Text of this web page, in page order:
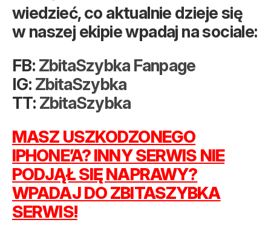
wiedzieć, co aktualnie dzieje się
w naszej ekipie wpadaj na sociale:
FB: ZbitaSzybka Fanpage
IG: ZbitaSzybka
TT: ZbitaSzybka
MASZ USZKODZONEGO
IPHONE’A? INNY SERWIS NIE
PODJĄŁ SIĘ NAPRAWY?
WPADAJ DO ZBITASZYBKA
SERWIS!